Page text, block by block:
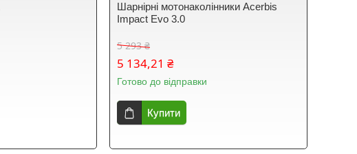
Шарнірні мотонаколінники Acerbis
Impact Evo 3.0
5 293 ₴
5 134,21 ₴
Готово до відправки
Купити